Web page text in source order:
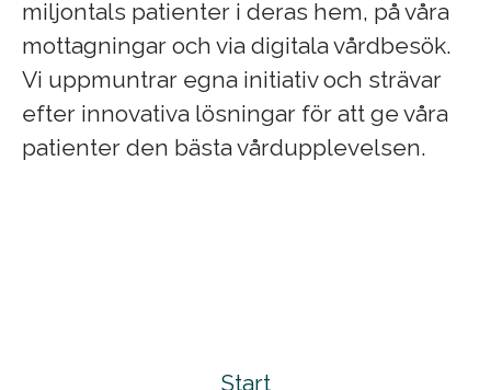
miljontals patienter i deras hem, på våra
mottagningar och via digitala vårdbesök.
Vi uppmuntrar egna initiativ och strävar
efter innovativa lösningar för att ge våra
patienter den bästa vårdupplevelsen.
Start